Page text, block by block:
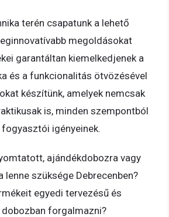
terén csapatunk a lehető
megoldásokat
garantáltan kiemelkedjenek a
és a funkcionalitás ötvözésével
készítünk, amelyek nemcsak
is, minden szempontból
igényeinek.
ajándékdobozra vagy
lenne szüksége Debrecenben?
egyedi tervezésű és
forgalmazni?